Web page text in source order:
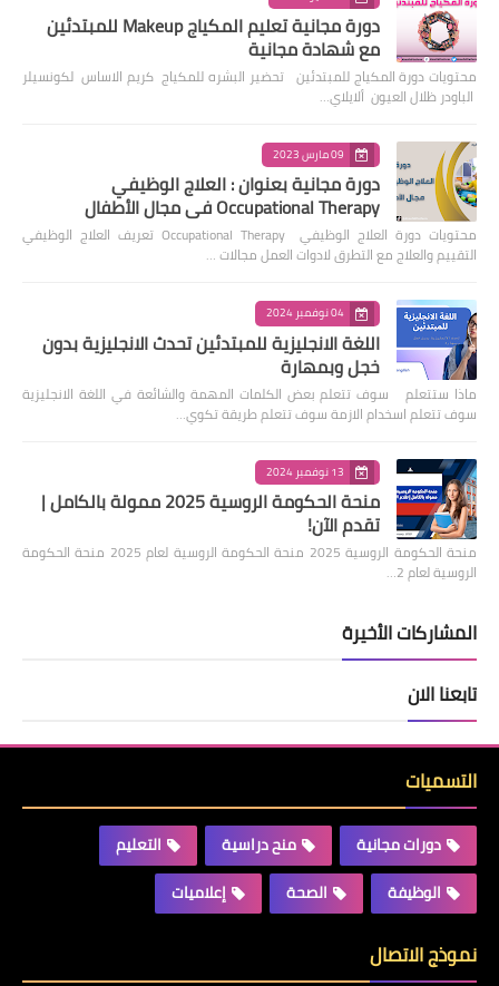
دورة مجانية تعليم المكياج Makeup للمبتدئين
مع شهادة مجانية
محتويات دورة المكياج للمبتدئين تحضير البشره للمكياج كريم الاساس لكونسيلر
الباودر ظلال العيون ألايلاي…
09 مارس 2023
دورة مجانية بعنوان : العلاج الوظيفي
Occupational Therapy في مجال الأطفال
محتويات دورة العلاج الوظيفي Occupational Therapy تعريف العلاج الوظيفي
التقييم والعلاج مع التطرق لادوات العمل مجالات …
04 نوفمبر 2024
اللغة الانجليزية للمبتدئين تحدث الانجليزية بدون
خجل وبمهارة
ماذا ستتعلم سوف تتعلم بعض الكلمات المهمة والشائعة في اللغة الانجليزية
سوف تتعلم اسخدام الازمة سوف تتعلم طريقة تكوي…
13 نوفمبر 2024
منحة الحكومة الروسية 2025 ممولة بالكامل |
تقدم الآن!
منحة الحكومة الروسية 2025 منحة الحكومة الروسية لعام 2025 منحة الحكومة
الروسية لعام 2…
المشاركات الأخيرة
تابعنا الان
التسميات
دورات مجانية منح دراسية
التعليم
الوظيفة
الصحة إعلاميات
نموذج الاتصال